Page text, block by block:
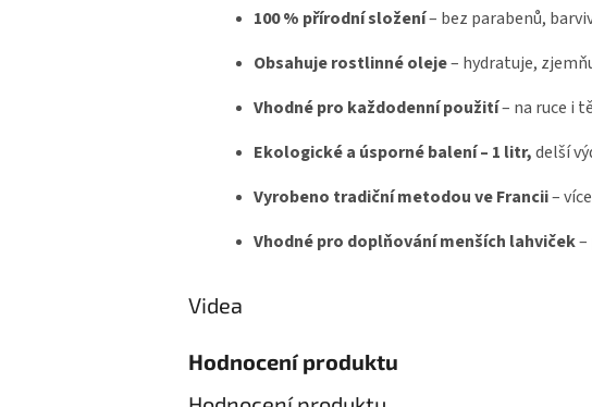
100 % přírodní složení– bez parabenů,
Obsahuje rostlinné oleje– hydratuje,
Vhodné pro každodenní použití– na ruce i
Ekologické a úsporné balení – 1 litr,delší
Vyrobeno tradiční metodou ve Francii–
Vhodné pro doplňování menších lahviček
Videa
Hodnocení produktu